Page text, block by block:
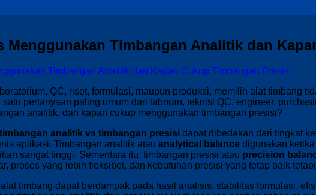
Menggunakan Timbangan Analitik dan
QC, riset, formulasi, maupun produksi, memilih alat timbang
pertanyaan paling umum dari laboran, teknisi QC, engineer,
analitik, dan kapan cukup menggunakan timbangan presisi?
timbangan analitik vs timbangan presisi dapat dibedakan dari tingkat
aplikasi. Timbangan analitik atau analytical balance digunakan
sangat tinggi. Sementara itu, timbangan presisi atau precision
proses yang lebih fleksibel, dan kebutuhan presisi yang tetap baik
timbang dapat berdampak pada hasil analisis, stabilitas formulasi,